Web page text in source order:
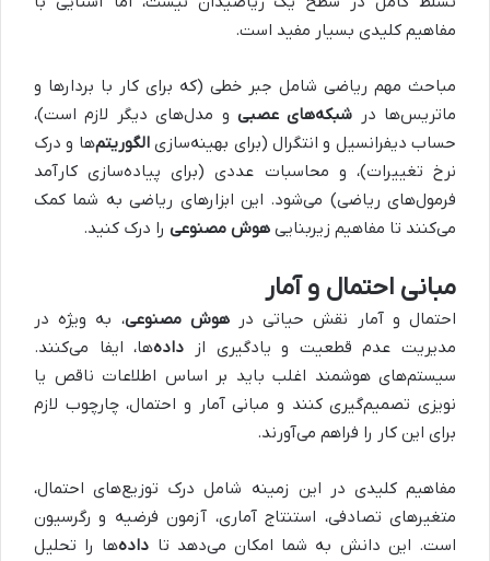
مفاهیم کلیدی بسیار مفید است.
مباحث مهم ریاضی شامل جبر خطی (که برای کار با بردارها و
ماتریس‌ها در شبکه‌های عصبی و مدل‌های دیگر لازم است)،
حساب دیفرانسیل و انتگرال (برای بهینه‌سازیالگوریتم‌ها و درک
نرخ تغییرات)، و محاسبات عددی (برای پیاده‌سازی کارآمد
فرمول‌های ریاضی) می‌شود. این ابزارهای ریاضی به شما کمک
می‌کنند تا مفاهیم زیربنایی هوش مصنوعی را درک کنید.
مبانی احتمال و آمار
احتمال و آمار نقش حیاتی درهوش مصنوعی، به ویژه در
مدیریت عدم قطعیت و یادگیری از داده‌ها، ایفا می‌کنند.
سیستم‌های هوشمند اغلب باید بر اساس اطلاعات ناقص یا
نویزی تصمیم‌گیری کنند و مبانی آمار و احتمال، چارچوب لازم
برای این کار را فراهم می‌آورند.
مفاهیم کلیدی در این زمینه شامل درک توزیع‌های احتمال،
متغیرهای تصادفی، استنتاج آماری، آزمون فرضیه و رگرسیون
است. این دانش به شما امکان می‌دهد تا داده‌ها را تحلیل